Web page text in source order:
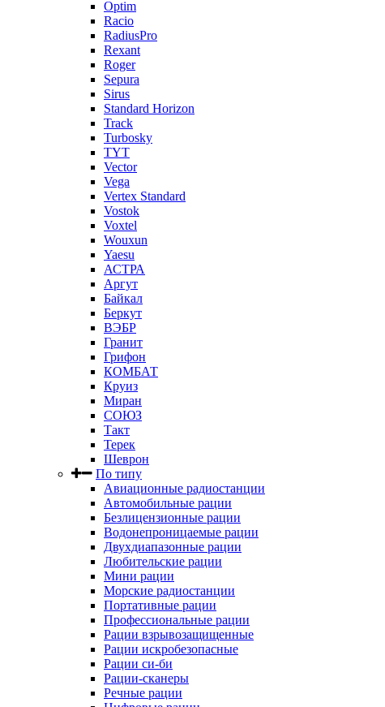
Optim
Racio
RadiusPro
Rexant
Roger
Sepura
Sirus
Standard Horizon
Track
Turbosky
TYT
Vector
Vega
Vertex Standard
Vostok
Voxtel
Wouxun
Yaesu
АСТРА
Аргут
Байкал
Беркут
ВЭБР
Гранит
Грифон
КОМБАТ
Круиз
Миран
СОЮЗ
Такт
Терек
Шеврон
По типу
Авиационные радиостанции
Автомобильные рации
Безлицензионные рации
Водонепроницаемые рации
Двухдиапазонные рации
Любительские рации
Мини рации
Морские радиостанции
Портативные рации
Профессиональные рации
Рации взрывозащищенные
Рации искробезопасные
Рации си-би
Рации-сканеры
Речные рации